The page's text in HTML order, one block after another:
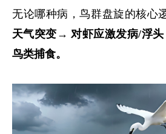
无论哪种病，鸟群盘旋的核心
天气突变 → 对虾应激发病/浮
鸟类捕食。